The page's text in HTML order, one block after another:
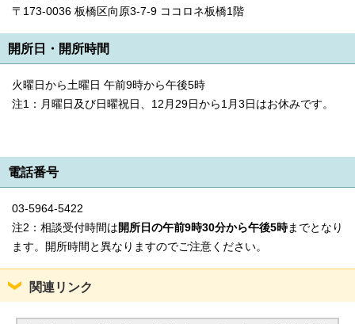
〒173-0036 板橋区向原3-7-9 ココロネ板橋1階
開所日・開所時間
火曜日から土曜日 午前9時から午後5時
注1：月曜日及び日曜祝日、12月29日から1月3日はお休みです。
電話番号
03-5964-5422
注2：相談受付時間は 開所日の午前9時30分から午後5時までとなり
ます。開所時間と異なりますのでご注意ください。
関連リンク